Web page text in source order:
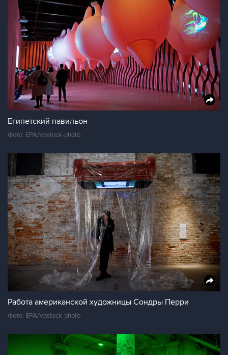
Египетский павильон
Фото: EPA/Vostock-photo
Работа американской художницы Сондры Перри
Фото: EPA/Vostock-photo